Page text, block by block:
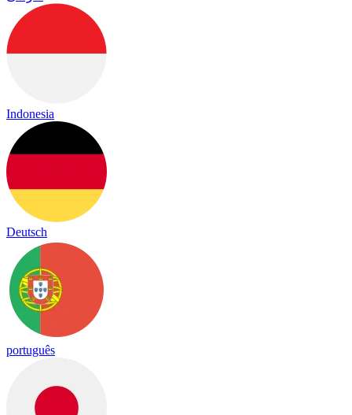
Indonesia
Deutsch
português